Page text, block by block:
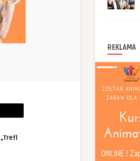
REKLAMA